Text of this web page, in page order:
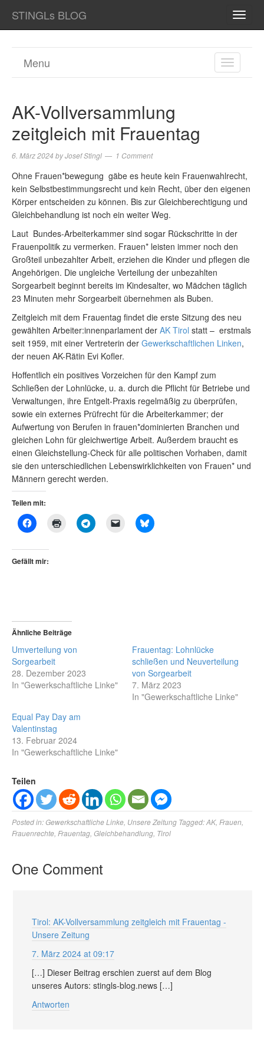
STINGLs BLOG
TOGGLE
Menu
AK-Vollversammlung
zeitgleich mit Frauentag
6. März 2024 byJosef Stingl 1 Comment
Ohne Frauen*bewegung gäbe es heute kein Frauenwahlrecht,
kein Selbstbestimmungsrecht und kein Recht, über den eigenen
Körper entscheiden zu können. Bis zur Gleichberechtigung und
Gleichbehandlung ist noch ein weiter Weg.
Laut Bundes-Arbeiterkammer sind sogar Rückschritte in der
Frauenpolitik zu vermerken. Frauen* leisten immer noch den
Großteil unbezahlter Arbeit, erziehen die Kinder und pflegen die
Angehörigen. Die ungleiche Verteilung der unbezahlten
Sorgearbeit beginnt bereits im Kindesalter, wo Mädchen täglich
23 Minuten mehr Sorgearbeit übernehmen als Buben.
Zeitgleich mit dem Frauentag findet die erste Sitzung des neu
gewählten Arbeiter:innenparlament der AK Tirol statt – erstmals
seit 1959, mit einer Vertreterin der Gewerkschaftlichen Linken,
der neuen AK-Rätin Evi Kofler.
Hoffentlich ein positives Vorzeichen für den Kampf zum
Schließen der Lohnlücke, u. a. durch die Pflicht für Betriebe und
Verwaltungen, ihre Entgelt-Praxis regelmäßig zu überprüfen,
sowie ein externes Prüfrecht für die Arbeiterkammer; der
Aufwertung von Berufen in frauen*dominierten Branchen und
gleichen Lohn für gleichwertige Arbeit. Außerdem braucht es
einen Gleichstellung-Check für alle politischen Vorhaben, damit
sie den unterschiedlichen Lebenswirklichkeiten von Frauen* und
Männern gerecht werden.
Teilen mit:
Gefällt mir:
Ähnliche Beiträge
Umverteilung von
Sorgearbeit
28. Dezember 2023
In "Gewerkschaftliche Linke"
Frauentag: Lohnlücke
schließen und Neuverteilung
von Sorgearbeit
7. März 2023
In "Gewerkschaftliche Linke"
Equal Pay Day am
Valentinstag
13. Februar 2024
In "Gewerkschaftliche Linke"
Teilen
Posted in:Gewerkschaftliche Linke Unsere Zeitung Tagged:AK, Frauen
Frauenrechte Frauentag Gleichbehandlung Tirol
One Comment
Tirol: AK-Vollversammlung zeitgleich mit Frauentag -
Unsere Zeitung
7. März 2024 at 09:17
[…] Dieser Beitrag erschien zuerst auf dem Blog
unseres Autors: stingls-blog.news […]
Antworten